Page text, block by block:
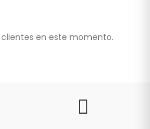
clientes en este momento.